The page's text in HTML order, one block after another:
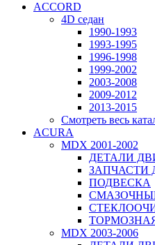
ACCORD
4D седан
1990-1993
1993-1995
1996-1998
1999-2002
2003-2008
2009-2012
2013-2015
Смотреть весь
ACURA
MDX 2001-2002
ДЕТАЛИ
ЗАПЧАСТИ
ПОДВЕСКА
MDX 2003-2006